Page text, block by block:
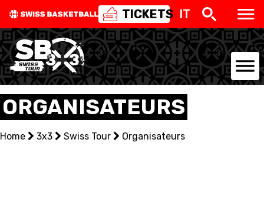
TICKETS IT
NATIONAL TEAMS
CENTRE NATIONAL
ORGANISATEURS
Home 3x3 Swiss Tour Organisateurs